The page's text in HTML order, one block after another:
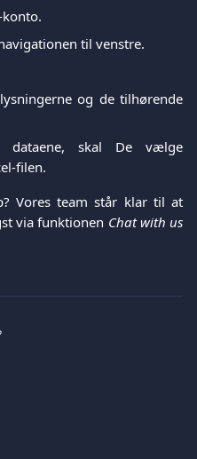
konto.
til venstre.
og de tilhørende
dataene, skal De vælge
filen.
Vores team står klar til at
via funktionen Chat with us